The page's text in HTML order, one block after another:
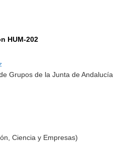
HUM-202
Grupos de la Junta de Andalucía
Ciencia y Empresas)